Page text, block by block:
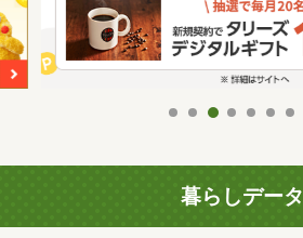
暮らしデータ